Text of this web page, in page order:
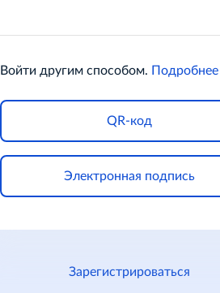
Войти другим способом. Подробнее
QR-код
Электронная подпись
Зарегистрироваться